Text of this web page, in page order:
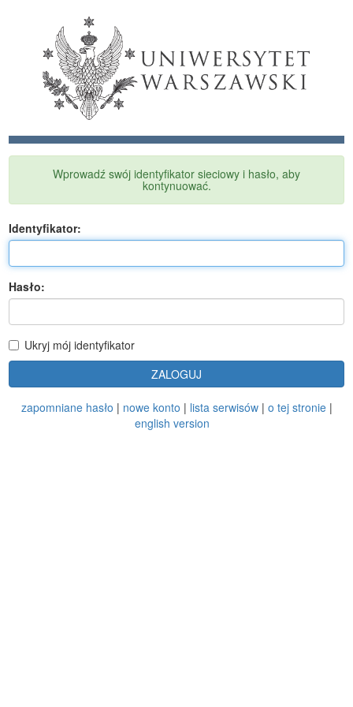
Wprowadź swój identyfikator sieciowy i hasło, aby
kontynuować.
Identyfikator:
Hasło:
Ukryj mój identyfikator
ZALOGUJ
zapomniane hasło | nowe konto | lista serwisów| o tej stronie|
english version